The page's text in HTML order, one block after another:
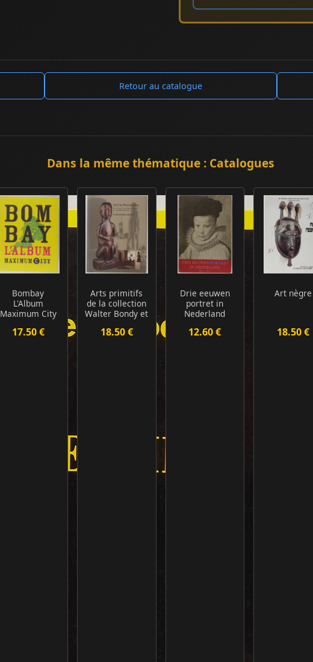
Retour au catalogue
Dans la même thématique : Catalogues
Bombay
L'Album
Maximum City
17.50 €
Arts primitifs
de la collection
Walter Bondy et
18.50 €
Drie eeuwen
portret in
Nederland
12.60 €
Art nègre
18.50 €